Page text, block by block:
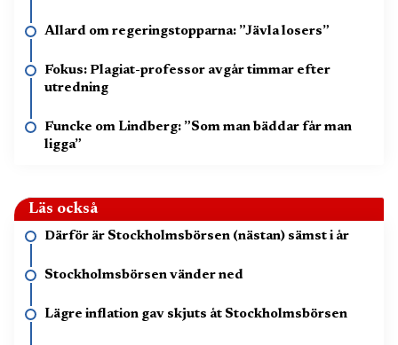
Allard om regeringstopparna: ”Jävla losers”
Fokus: Plagiat-professor avgår timmar efter
utredning
Funcke om Lindberg: ”Som man bäddar får man
ligga”
Läs också
Därför är Stockholmsbörsen (nästan) sämst i år
Stockholmsbörsen vänder ned
Lägre inflation gav skjuts åt Stockholmsbörsen